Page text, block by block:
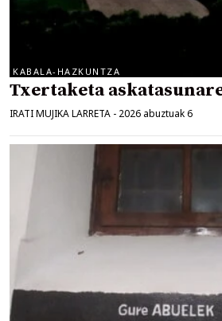
KABALA-HAZKUNTZA
Txertaketa
IRATI MUJIKA LARRETA - 2026 abuztuak 6